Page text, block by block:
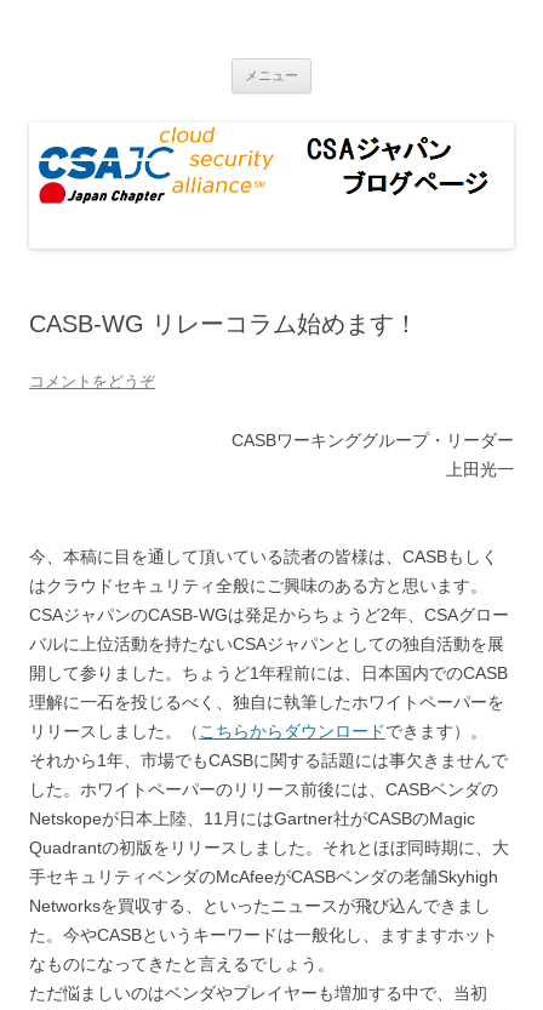
メニュー
CASB-WG リレーコラム始めます！
コメントをどうぞ
CASBワーキンググループ・リーダー
上田光一
今、本稿に目を通して頂いている読者の皆様は、CASBもしく
はクラウドセキュリティ全般にご興味のある方と思います。
CSAジャパンのCASB-WGは発足からちょうど2年、CSAグロー
バルに上位活動を持たないCSAジャパンとしての独自活動を展
開して参りました 。ちょうど1年程前には、日本国内でのCASB
理解に一石を投じるべく、独自に執筆したホワイトペーパーを
リリースし ました 。（ こちらからダウンロードできます）。
それから1年、市場でもCASBに関する話題には事欠 きませんで
した。 ホワイトペーパーのリリース前後には、CASBベンダの
Netskopeが日本上陸、11月にはGartner社がCASBのMagic
Quadrantの初版をリリースし ました。それとほぼ同時期に、大
手セキュリティベンダのMcAfeeがCASBベンダの老舗Skyhigh
Networksを買収する、といった ニュースが飛び込んできまし
た 。今やCASBというキーワードは一般化し、ますますホット
なものになってきたと言えるでしょう 。
ただ悩ましいのはベンダやプレイヤーも増加する中で、当初